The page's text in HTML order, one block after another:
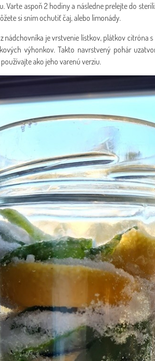
Varte aspoň 2 hodiny a následne prelejte do
si sním ochutiť čaj, alebo limonády.
nádchovníka je vrstvenie lístkov, plátkov citróna
výhonkov. Takto navrstvený pohár
ako jeho varenú verziu.